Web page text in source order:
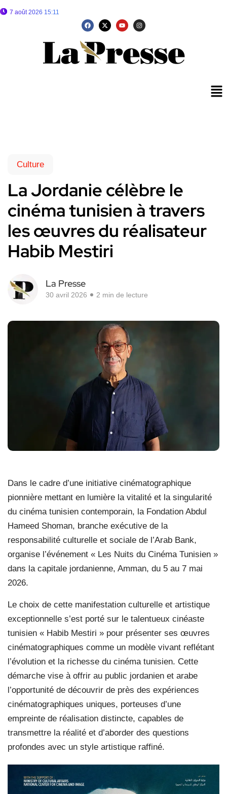
7 août 2026 15:11
Culture
La Jordanie célèbre le
cinéma tunisien à travers
les œuvres du réalisateur
Habib Mestiri
La Presse
30 avril 2026 2 min de lecture
Dans le cadre d’une initiative cinématographique
pionnière mettant en lumière la vitalité et la singularité
du cinéma tunisien contemporain, la Fondation Abdul
Hameed Shoman, branche exécutive de la
responsabilité culturelle et sociale de l’Arab Bank,
organise l’événement « Les Nuits du Cinéma Tunisien »
dans la capitale jordanienne, Amman, du 5 au 7 mai
2026.
Le choix de cette manifestation culturelle et artistique
exceptionnelle s’est porté sur le talentueux cinéaste
tunisien « Habib Mestiri » pour présenter ses œuvres
cinématographiques comme un modèle vivant reflétant
l’évolution et la richesse du cinéma tunisien. Cette
démarche vise à offrir au public jordanien et arabe
l’opportunité de découvrir de près des expériences
cinématographiques uniques, porteuses d’une
empreinte de réalisation distincte, capables de
transmettre la réalité et d’aborder des questions
profondes avec un style artistique raffiné.